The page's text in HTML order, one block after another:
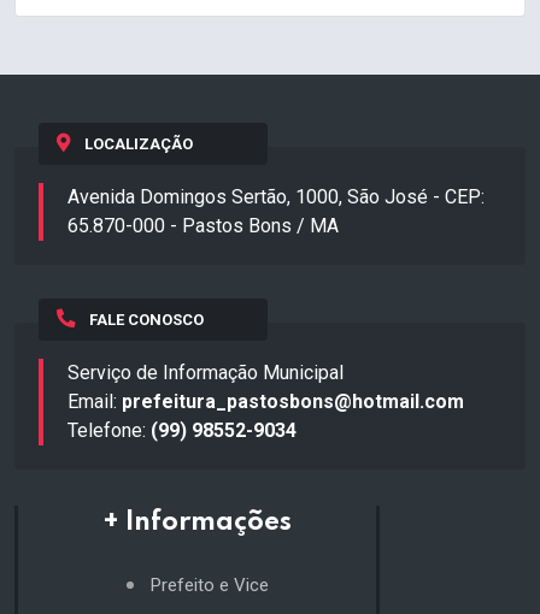
LOCALIZAÇÃO
Avenida Domingos Sertão, 1000, São José - CEP:
65.870-000 - Pastos Bons / MA
FALE CONOSCO
Serviço de Informação Municipal
Email: prefeitura_pastosbons@hotmail.com
Telefone: (99) 98552-9034
+ Informações
Prefeito e Vice